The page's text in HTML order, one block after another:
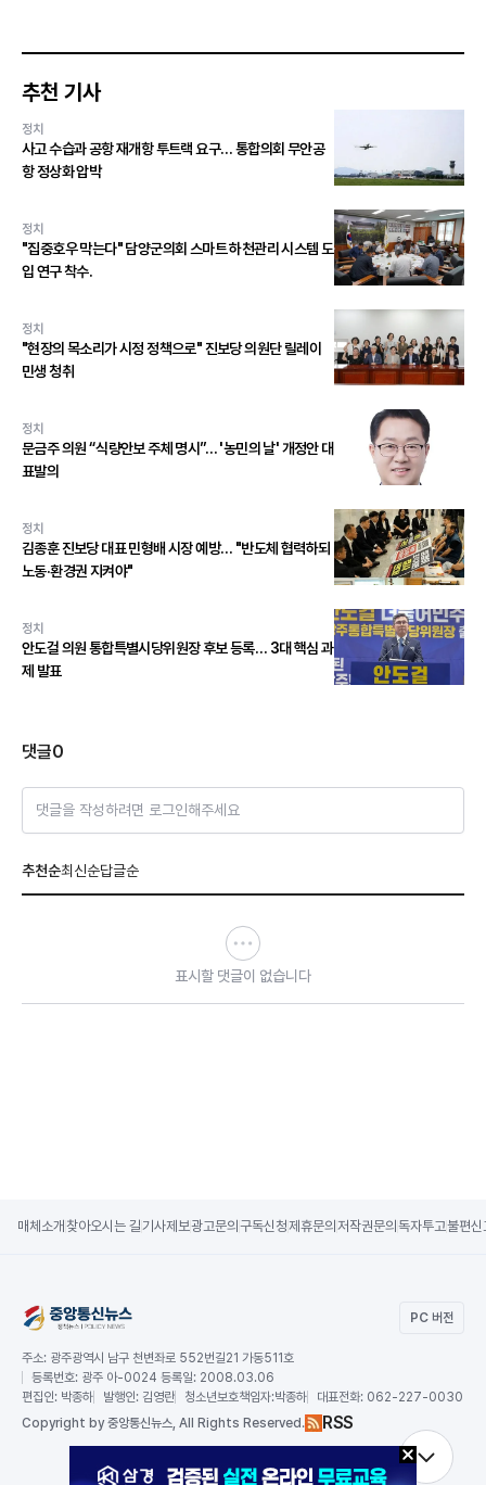
추천 기사
정치
사고 수습과 공항 재개항 투트랙 요구… 통합의회 무안공
항 정상화 압박
정치
"집중호우 막는다" 담양군의회 스마트 하천관리 시스템 도
입 연구 착수.
정치
"현장의 목소리가 시정 정책으로" 진보당 의원단 릴레이
민생 청취
정치
문금주 의원 “식량안보 주체 명시”… '농민의 날' 개정안 대
표발의
정치
김종훈 진보당 대표 민형배 시장 예방… "반도체 협력하되
노동·환경권 지켜야"
정치
안도걸 의원 통합특별시당위원장 후보 등록… 3대 핵심 과
제 발표
댓글0
댓글을 작성하려면 로그인해주세요
추천순최신순답글순
표시할 댓글이 없습니다
매체소개 찾아오시는 길기사제보광고문의 구독신청제휴문의 저작권문의 독자투고불편신
PC 버전
주소: 광주광역시 남구 천변좌로 552번길21 가동511호
등록번호: 광주 아-0024 등록일: 2008.03.06
편집인: 박종하 발행인: 김영란 청소년보호책임자:박종하 대표전화: 062-227-0030
Copyright by 중앙통신뉴스, All Rights Reserved. RSS